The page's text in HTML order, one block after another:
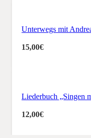
Unterwegs mit
15,00€
Liederbuch „Singen
12,00€